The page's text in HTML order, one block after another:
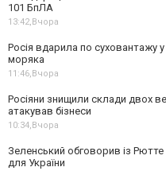
101 БпЛА
13:42,Вчора
Росія вдарила по суховантажу
моряка
11:46,Вчора
Росіяни знищили склади двох
атакував бізнеси
10:34,Вчора
Зеленський обговорив із
для України